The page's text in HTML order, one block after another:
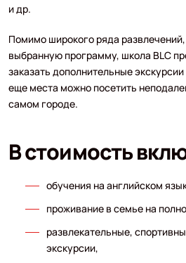
и др.
Помимо широкого ряда
выбранную программу, школа BLC
заказать дополнительные
еще места можно посетить
самом городе.
В стоимость
обучения на английском
проживание в семье на
развлекательные,
экскурсии,